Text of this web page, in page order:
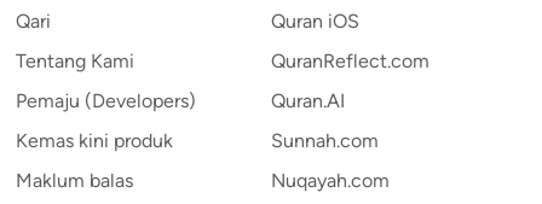
Qari
Tentang Kami
Pemaju (Developers)
Kemas kini produk
Maklum balas
Quran iOS
QuranReflect.com
Quran.AI
Sunnah.com
Nuqayah.com